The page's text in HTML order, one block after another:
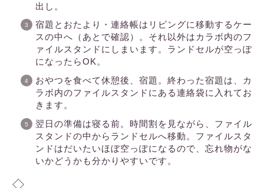
出し。
宿題とおたより・連絡帳はリビングに移動するケー
スの中へ（あとで確認）。それ以外はカラボ内のフ
ァイルスタンドにしまいます。ランドセルが空っぽ
になったらOK。
おやつを食べて休憩後、宿題。終わった宿題は、カ
ラボ内のファイルスタンドにある連絡袋に入れてお
きます。
翌日の準備は寝る前。時間割を見ながら、ファイル
スタンドの中からランドセルへ移動。ファイルスタ
ンドはだいたいほぼ空っぽになるので、忘れ物がな
いかどうかも分かりやすいです。